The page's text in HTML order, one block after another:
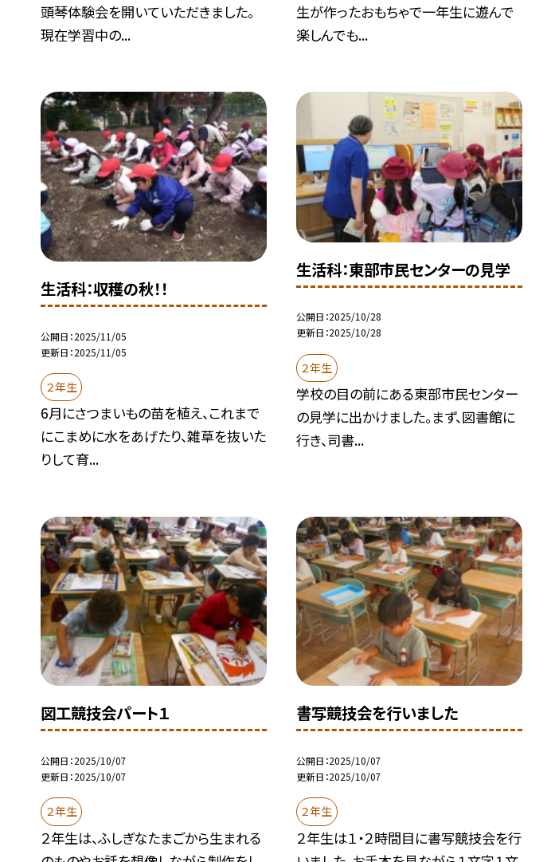
頭琴体験会を開いていただきました。
現在学習中の...
生が作ったおもちゃで一年生に遊んで
楽しんでも...
生活科：収穫の秋！！
公開日 2025/11/05
更新日 2025/11/05
２年生
6月にさつまいもの苗を植え、これまで
にこまめに水をあげたり、雑草を抜いた
りして育...
生活科：東部市民センターの見学
公開日 2025/10/28
更新日 2025/10/28
２年生
学校の目の前にある東部市民センター
の見学に出かけました。まず、図書館に
行き、司書...
図工競技会パート１
公開日 2025/10/07
更新日 2025/10/07
２年生
２年生は、ふしぎなたまごから生まれる
書写競技会を行いました
公開日 2025/10/07
更新日 2025/10/07
２年生
２年生は１・２時間目に書写競技会を行